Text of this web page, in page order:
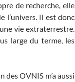
de recherche, elle
l’univers. Il est donc
vie extraterrestre.
large du terme, les
OVNIS m’a aussi